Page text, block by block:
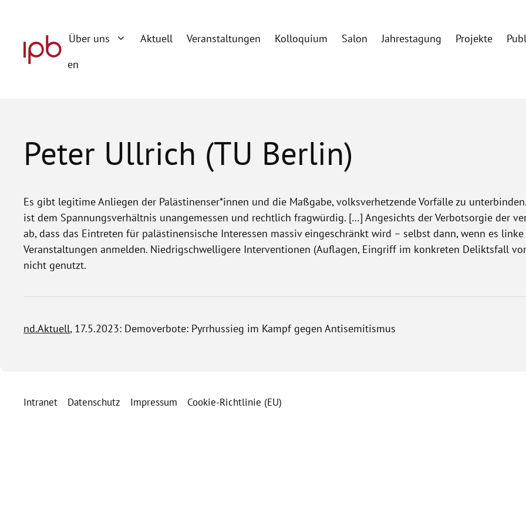
springen
Über uns Aktuell Veranstaltungen Kolloquium Salon Jahrestagung Projekte
en
Peter Ullrich (TU Berlin)
Es gibt legitime Anliegen der Palästinenser*innen und die Maßgabe, volksverhetzende Vorfälle zu
ist dem Spannungsverhältnis unangemessen und rechtlich fragwürdig. […] Angesichts der Verbotsorgie der
ab, dass das Eintreten für palästinensische Interessen massiv eingeschränkt wird – selbst dann, wenn es
Veranstaltungen anmelden. Niedrigschwelligere Interventionen (Auflagen, Eingriff im konkreten Deliktsfall
nicht genutzt.
nd.Aktuell, 17.5.2023: Demoverbote: Pyrrhussieg im Kampf gegen Antisemitismus
Intranet Datenschutz Impressum Cookie-Richtlinie (EU)